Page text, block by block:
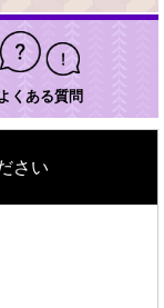
くある質問
さい